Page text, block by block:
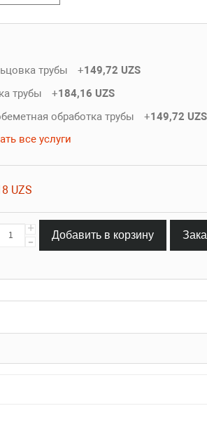
трубы
+149,72 UZS
трубы
+184,16 UZS
обработка трубы
+149,72 UZS
все услуги
UZS
+
- Добавить в корзину